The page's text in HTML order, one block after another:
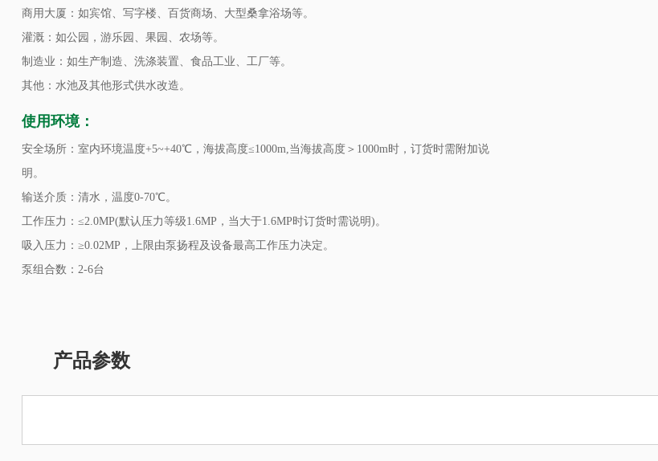
商用大厦：如宾馆、写字楼、百货商场、大型桑拿浴场等。
灌溉：如公园，游乐园、果园、农场等。
制造业：如生产制造、洗涤装置、食品工业、工厂等。
其他：水池及其他形式供水改造。
使用环境：
安全场所：室内环境温度+5~+40℃，海拔高度≤1000m,当海拔高度＞1000m时，订货时需附加说
明。
输送介质：清水，温度0-70℃。
工作压力：≤2.0MP(默认压力等级1.6MP，当大于1.6MP时订货时需说明)。
吸入压力：≥0.02MP，上限由泵扬程及设备最高工作压力决定。
泵组合数：2-6台
产品参数